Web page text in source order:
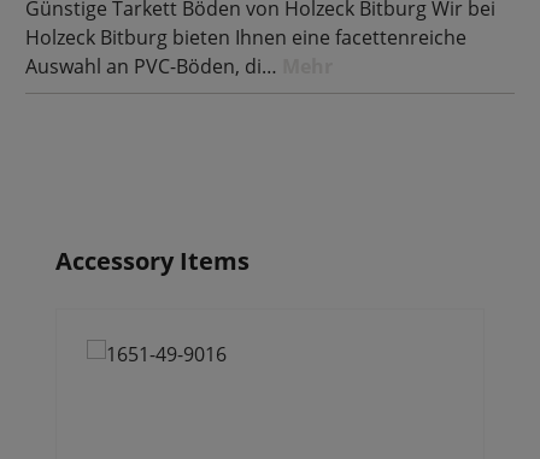
Günstige Tarkett Böden von Holzeck Bitburg Wir bei
Holzeck Bitburg bieten Ihnen eine facettenreiche
Auswahl an PVC-Böden, di…
Produktgalerie überspringen
Accessory Items